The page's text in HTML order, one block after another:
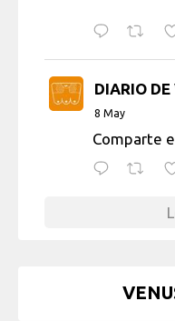
DIARIO
8 May
Comparte